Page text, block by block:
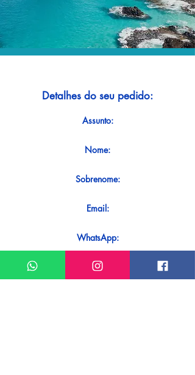
Detalhes do seu pedido:
Assunto:
Nome:
Sobrenome:
Email:
WhatsApp:
Mensagem: